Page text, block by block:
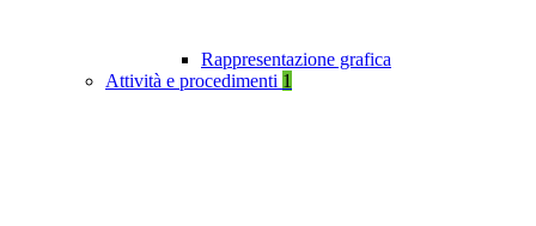
Rappresentazione grafica
Attività e procedimenti 1